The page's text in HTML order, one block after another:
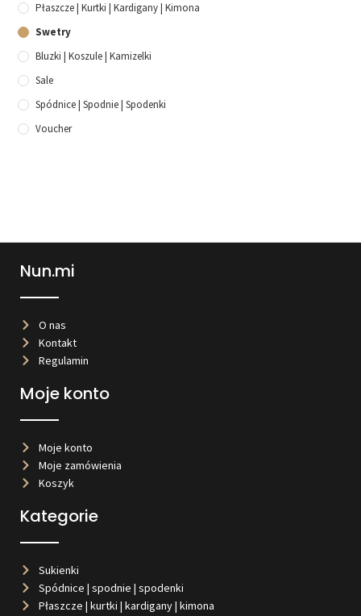
Płaszcze | Kurtki | Kardigany | Kimona
Swetry
Bluzki | Koszule | Kamizelki
Sale
Spódnice | Spodnie | Spodenki
Voucher
Nun.mi
O nas
Kontakt
Regulamin
Moje konto
Moje konto
Moje zamówienia
Koszyk
Kategorie
Sukienki
Spódnice | spodnie | spodenki
Płaszcze | kurtki | kardigany | kimona